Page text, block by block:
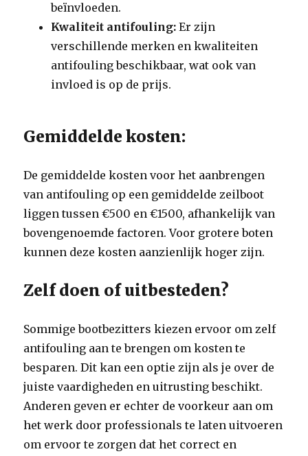
beïnvloeden.
Kwaliteit antifouling: Er zijn
verschillende merken en kwaliteiten
antifouling beschikbaar, wat ook van
invloed is op de prijs.
Gemiddelde kosten:
De gemiddelde kosten voor het aanbrengen
van antifouling op een gemiddelde zeilboot
liggen tussen €500 en €1500, afhankelijk van
bovengenoemde factoren. Voor grotere boten
kunnen deze kosten aanzienlijk hoger zijn.
Zelf doen of uitbesteden?
Sommige bootbezitters kiezen ervoor om zelf
antifouling aan te brengen om kosten te
besparen. Dit kan een optie zijn als je over de
juiste vaardigheden en uitrusting beschikt.
Anderen geven er echter de voorkeur aan om
het werk door professionals te laten uitvoeren
om ervoor te zorgen dat het correct en